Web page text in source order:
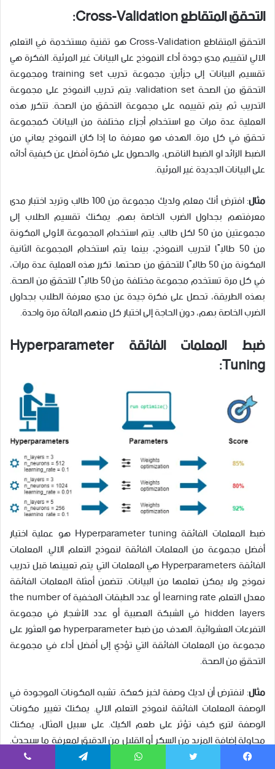
التحقق المتقاطعCross-Validation
:
التحقق المتقاطع Cross-Validation هو تقنية مستخدمة في التعلم
الآلي لتقييم مدى جودة أداء النموذج على البيانات غير المرئية. الفكرة هي
تقسيم البيانات إلى جزأين: مجموعة تدريب training set ومجموعة
التحقق من الصحة validation set. يتم تدريب النموذج على مجموعة
التدريب ثم يتم تقييمه على مجموعة التحقق من الصحة. تتكرر هذه
العملية عدة مرات مع استخدام أجزاء مختلفة من البيانات كمجموعة
تحقق في كل مرة. الهدف هو معرفة ما إذا كان النموذج يعاني من
الضبط الزائد او الضبط الناقص، والحصول على فكرة أفضل عن كيفية أدائه
على البيانات الجديدة غير المرئية.
مثال
: افترض أنك معلم ولديك مجموعة من 100 طالب وتريد اختبار مدى
معرفتهم بجداول الضرب الخاصة بهم. يمكنك تقسيم الطلاب إلى
مجموعتين من 50 لكل طالب. يتم استخدام المجموعة الأولى المكونة
من 50 طالبًا لتدريب النموذج، بينما يتم استخدام المجموعة الثانية
المكونة من 50 طالبًا للتحقق من صحتها. تكرر هذه العملية عدة مرات،
في كل مرة تستخدم مجموعة مختلفة من 50 طالبًا للتحقق من الصحة.
بهذه الطريقة، تحصل على فكرة جيدة عن مدى معرفة الطلاب بجداول
الضرب الخاصة بهم، دون الحاجة إلى اختبار كل منهم المائة مرة واحدة.
ضبط المعلمات الفائقة Hyperparameter
Tuning:
ضبط المعلمات الفائقة Hyperparameter tuning هو عملية اختيار
أفضل مجموعة من المعلمات الفائقة لنموذج التعلم الآلي. المعلمات
الفائقة Hyperparameters هي المعلمات التي يتم تعيينها قبل تدريب
نموذج ولا يمكن تعلمها من البيانات. تتضمن أمثلة المعلمات الفائقة
معدل التعلم learning rate أو عدد الطبقات المخفية the number of
hidden layers في الشبكة العصبية أو عدد الأشجار في مجموعة
التفرعات العشوائية. الهدف من ضبط hyperparameter هو العثور على
مجموعة من المعلمات الفائقة التي تؤدي إلى أفضل أداء في مجموعة
التحقق من الصحة.
مثال: لنفترض أن لديك وصفة لخبز كعكة. تشبه المكونات الموجودة في
الوصفة المعلمات الفائقة لنموذج التعلم الآلي. يمكنك تغيير مكونات
الوصفة لترى كيف تؤثر على طعم الكيك. على سبيل المثال، يمكنك
محاولة إضافة المزيد من السكر أو القليل من الدقيق لمعرفة ما سيحدث.
هذا يشبه ضبط المعلمات الفائقة في التعلم الآلي، حيث يمكنك تجربة